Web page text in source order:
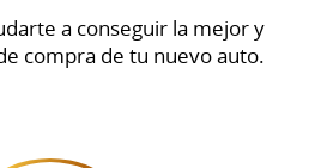
a conseguir la mejor y
compra de tu nuevo auto.